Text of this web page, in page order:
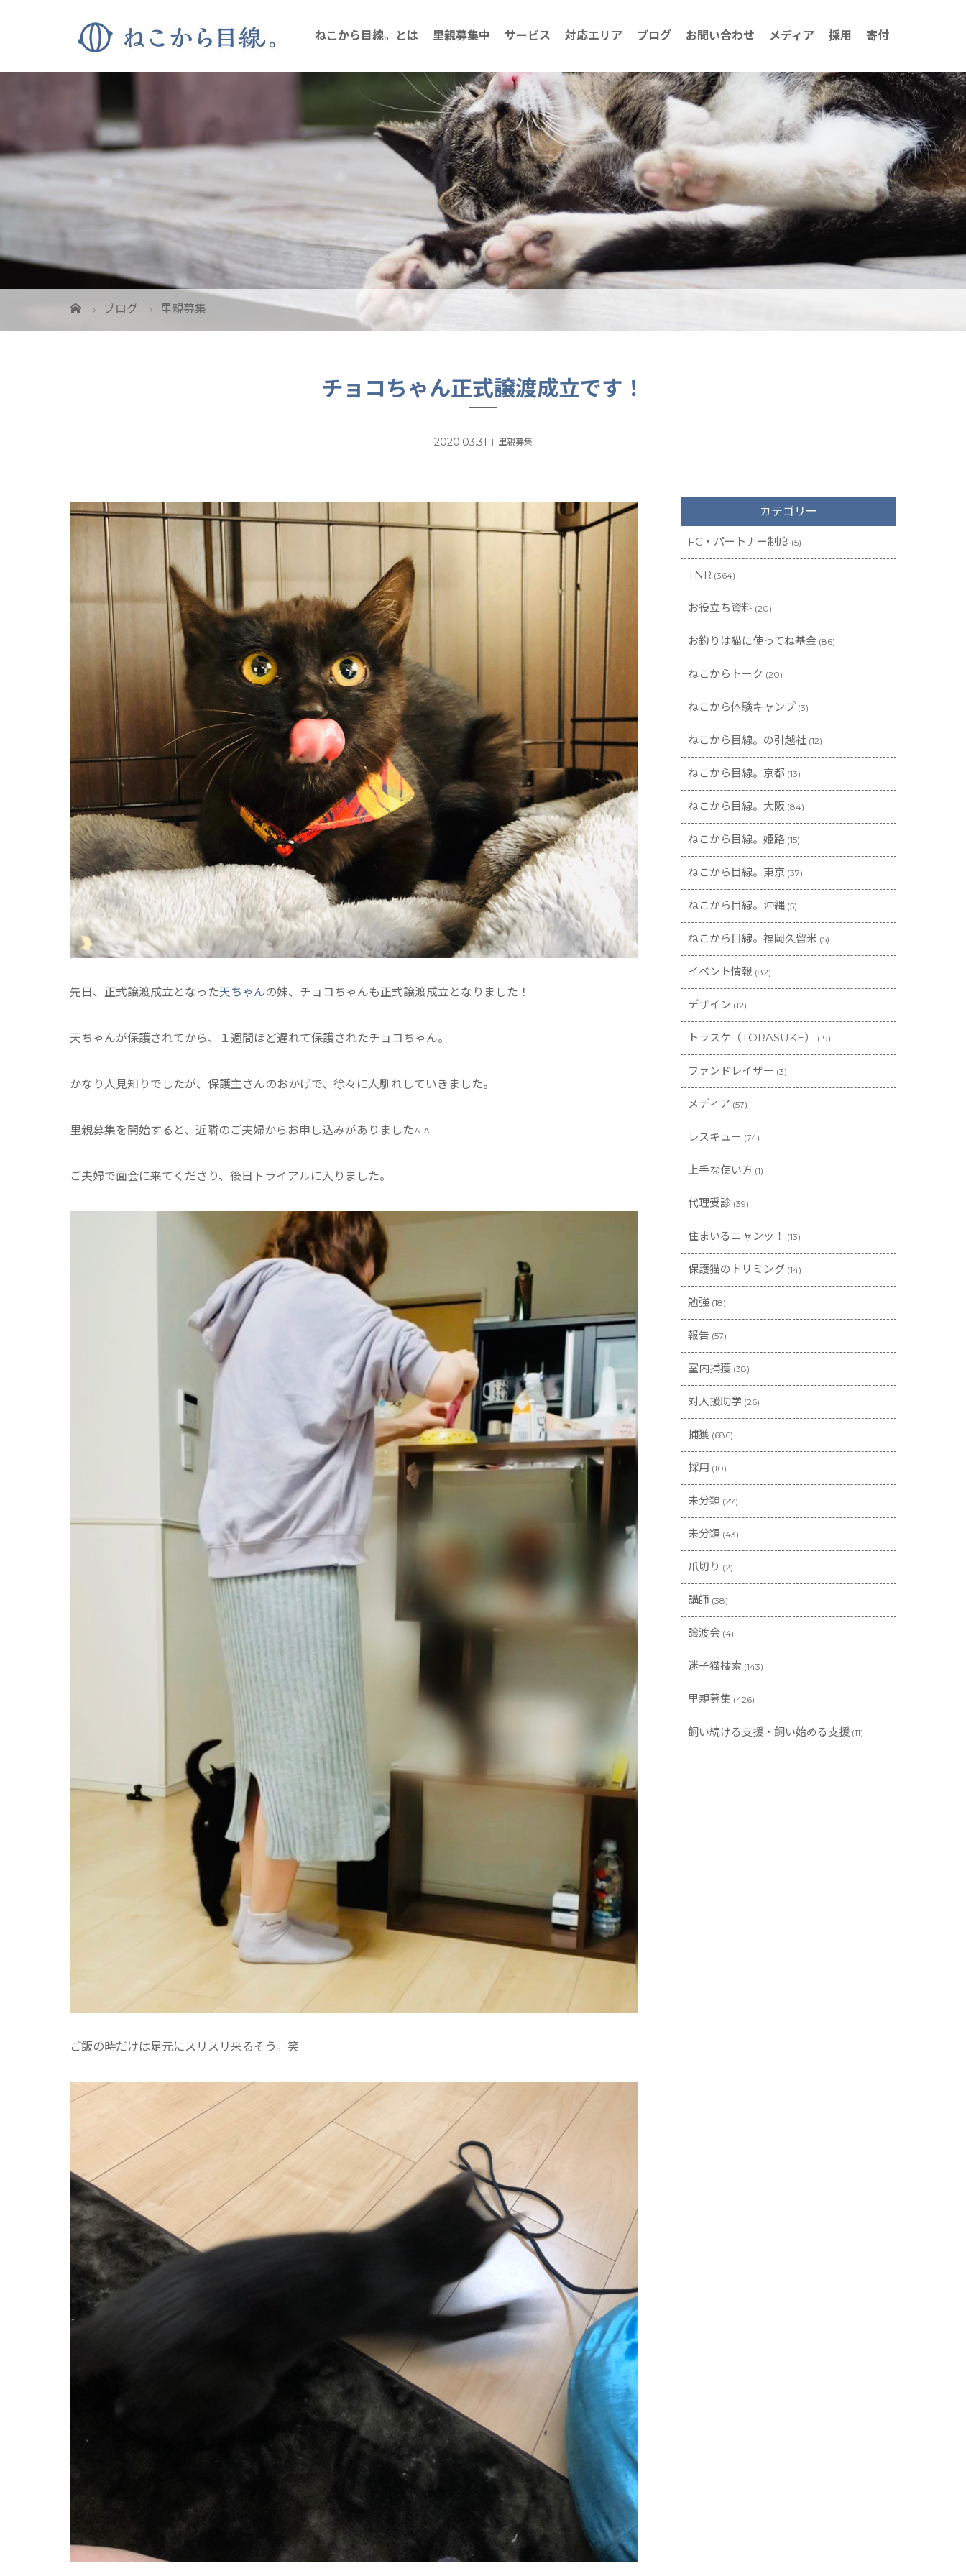
ねこから目線。とは 里親募集中 サービス 対応エリア ブログ お問い合わせ メディア 採用 寄付
ブログ 里親募集
チョコちゃん正式譲渡成立です！
2020.03.31 里親募集
先日、正式譲渡成立となった天ちゃんの妹、チョコちゃんも正式譲渡成立となりました！
天ちゃんが保護されてから、１週間ほど遅れて保護されたチョコちゃん。
かなり人見知りでしたが、保護主さんのおかげで、徐々に人馴れしていきました。
里親募集を開始すると、近隣のご夫婦からお申し込みがありました^ ^
ご夫婦で面会に来てくださり、後日トライアルに入りました。
ご飯の時だけは足元にスリスリ来るそう。笑
カテゴリー
FC・パートナー制度 (5)
TNR (364)
お役立ち資料 (20)
お釣りは猫に使ってね基金 (86)
ねこからトーク (20)
ねこから体験キャンプ (3)
ねこから目線。の引越社 (12)
ねこから目線。京都 (13)
ねこから目線。大阪 (84)
ねこから目線。姫路 (15)
ねこから目線。東京 (37)
ねこから目線。沖縄 (5)
ねこから目線。福岡久留米 (5)
イベント情報 (82)
デザイン (12)
トラスケ（TORASUKE） (19)
ファンドレイザー (3)
メディア (57)
レスキュー (74)
上手な使い方 (1)
代理受診 (39)
住まいるニャンッ！ (13)
保護猫のトリミング (14)
勉強 (18)
報告 (57)
室内捕獲 (38)
対人援助学 (26)
捕獲 (686)
採用 (10)
未分類 (27)
未分類 (43)
爪切り (2)
講師 (38)
譲渡会 (4)
迷子猫捜索 (143)
里親募集 (426)
飼い続ける支援・飼い始める支援 (11)